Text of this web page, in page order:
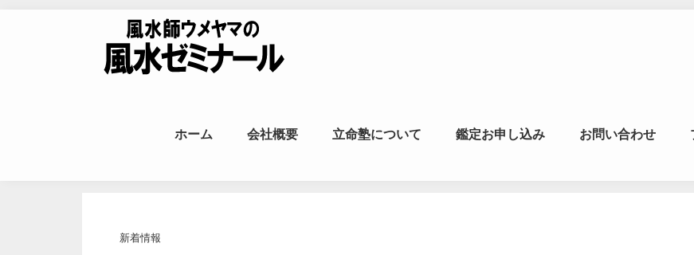
風水師ウメヤマの風水ゼミナ
ホーム 会社概要 立命塾について 鑑定お申し込み お問い合わせ
新着情報